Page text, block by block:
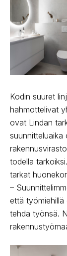
Kodin suuret
hahmottelivat
ovat Lindan
suunnitteluaika
todella
tarkat
–
että työmiehillä
tehdä työnsä.